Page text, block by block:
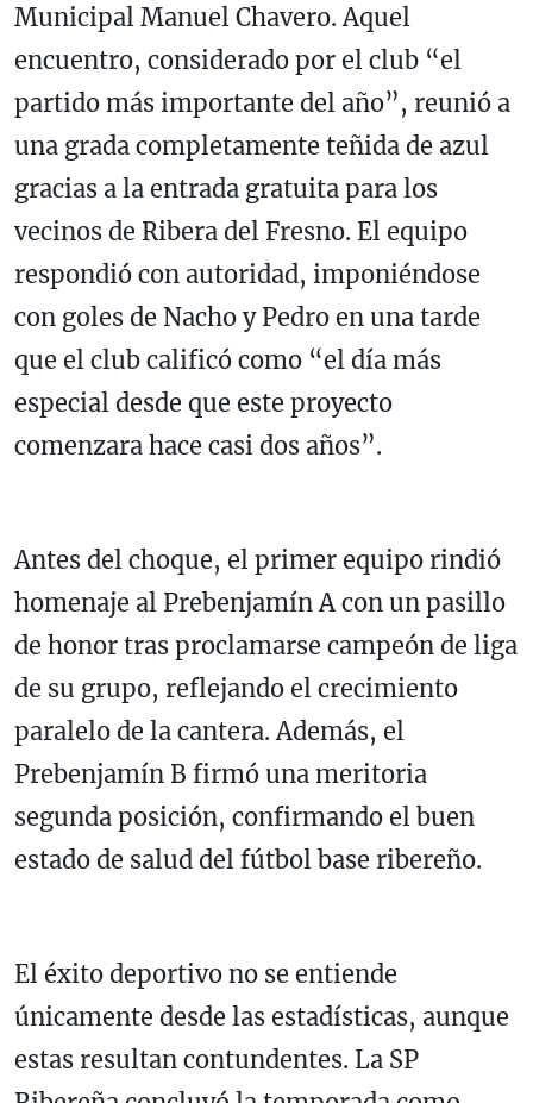
Municipal Manuel Chavero. Aquel
encuentro, considerado por el club “el
partido más importante del año”, reunió a
una grada completamente teñida de azul
gracias a la entrada gratuita para los
vecinos de Ribera del Fresno. El equipo
respondió con autoridad, imponiéndose
con goles de Nacho y Pedro en una tarde
que el club calificó como “el día más
especial desde que este proyecto
comenzara hace casi dos años”.
Antes del choque, el primer equipo rindió
homenaje al Prebenjamín A con un pasillo
de honor tras proclamarse campeón de liga
de su grupo, reflejando el crecimiento
paralelo de la cantera. Además, el
Prebenjamín B firmó una meritoria
segunda posición, confirmando el buen
estado de salud del fútbol base ribereño.
El éxito deportivo no se entiende
únicamente desde las estadísticas, aunque
estas resultan contundentes. La SP